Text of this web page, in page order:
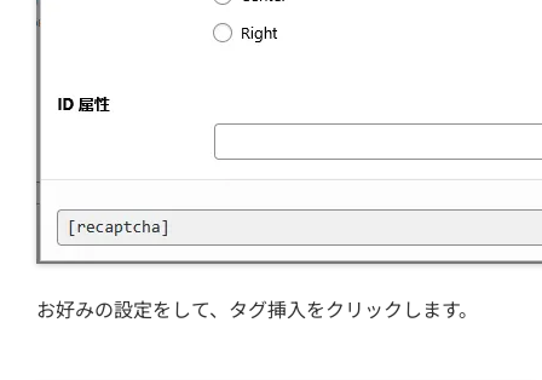
お好みの設定をして、タグ挿入をクリックします。